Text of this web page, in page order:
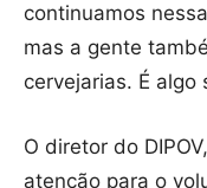
continuamos
mas a gente
cervejarias. É algo
O diretor do
atenção para o